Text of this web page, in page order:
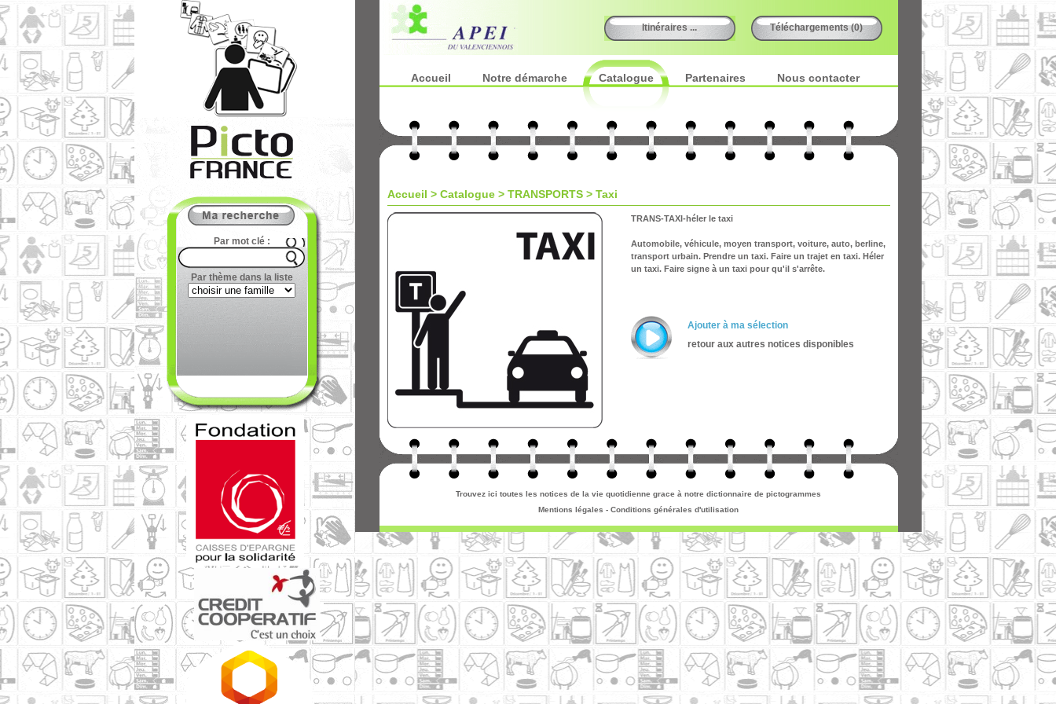
Par mot clé :
Par thème dans la liste
Téléchargements (0)
Itinéraires ...
Accueil Notre démarche Catalogue Partenaires Nous contacter
Accueil > Catalogue > TRANSPORTS > Taxi
TRANS-TAXI-héler le taxi
Automobile, véhicule, moyen transport, voiture, auto, berline,
transport urbain. Prendre un taxi. Faire un trajet en taxi. Héler
un taxi. Faire signe à un taxi pour qu'il s'arrête.
Ajouter à ma sélection
retour aux autres notices disponibles
Trouvez ici toutes les notices de la vie quotidienne grace à notre dictionnaire de pictogrammes
Mentions légales - Conditions générales d'utilisation